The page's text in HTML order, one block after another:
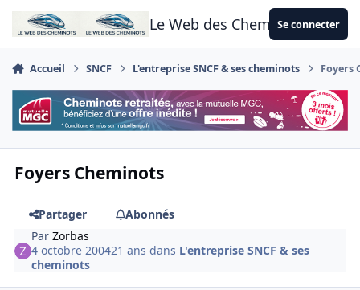
Aller au contenu
Le Web des CheminotsSe connecter
Accueil SNCF L'entreprise SNCF & ses cheminots Foyers
Foyers Cheminots
Partager
Abonnés
ParZorbas
4 octobre 200421 ans dans L'entreprise SNCF & ses
cheminots